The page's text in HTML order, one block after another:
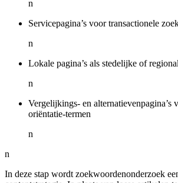
n
Servicepagina’s voor transactionele
n
Lokale pagina’s als stedelijke of
n
Vergelijkings- en alternatievenpagina’s
oriëntatie-termen
n
n
In deze stap wordt zoekwoordenonderzoek